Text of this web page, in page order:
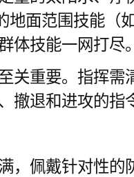
地面范围技能（
体技能一网打尽
关重要。指挥需
撤退和进攻的指
，佩戴针对性的